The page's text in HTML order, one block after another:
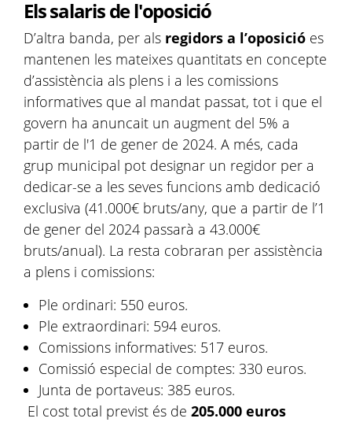
Els salaris de l'oposició
D’altra banda, per als regidors a l’oposició es
mantenen les mateixes quantitats en concepte
d’assistència als plens i a les comissions
informatives que al mandat passat, tot i que el
govern ha anuncait un augment del 5% a
partir de l'1 de gener de 2024. A més, cada
grup municipal pot designar un regidor per a
dedicar-se a les seves funcions amb dedicació
exclusiva (41.000€ bruts/any, que a partir de l’1
de gener del 2024 passarà a 43.000€
bruts/anual). La resta cobraran per assistència
a plens i comissions:
Ple ordinari: 550 euros.
Ple extraordinari: 594 euros.
Comissions informatives: 517 euros.
Comissió especial de comptes: 330 euros.
Junta de portaveus: 385 euros.
El cost total previst és de 205.000 euros